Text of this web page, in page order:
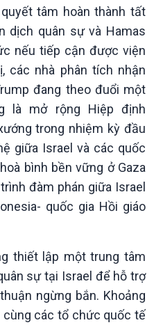
khí hậu
Multimedia
Ảnh
tâm hoàn thành tất
dịch quân sự và Hamas
nếu tiếp cận được viện
các nhà phân tích nhận
đang theo đuổi một
là mở rộng Hiệp định
trong nhiệm kỳ đầu
giữa Israel và các quốc
bình bền vững ở Gaza
đàm phán giữa Israel
quốc gia Hồi giáo
thiết lập một trung tâm
sự tại Israel để hỗ trợ
ngừng bắn. Khoảng
cùng các tổ chức quốc tế